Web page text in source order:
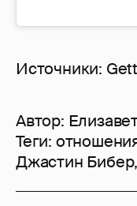
Источники:
Автор:
Теги:
Джастин Бибер,